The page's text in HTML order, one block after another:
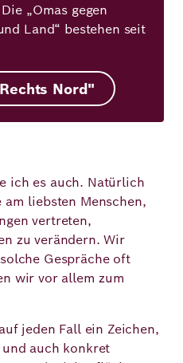
„Omas gegen
Land“ bestehen seit
Nord"
ich es auch. Natürlich
liebsten Menschen,
vertreten,
zu verändern. Wir
Gespräche oft
wir vor allem zum
jeden Fall ein Zeichen,
auch konkret